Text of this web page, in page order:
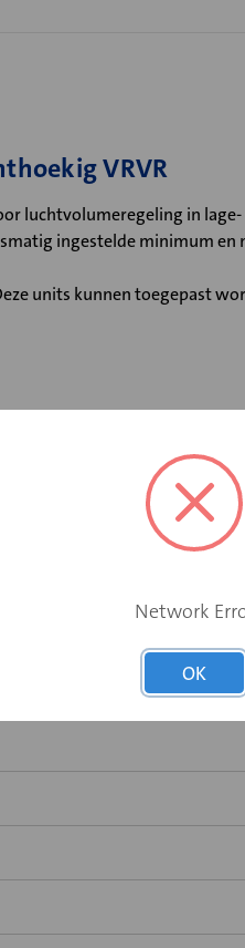
VRVR
luchtvolumeregeling in
ingestelde minimum
units kunnen toegepast
Network
OK